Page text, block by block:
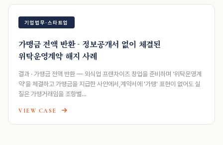
기업법무·스타트업
가맹금 전액 반환 - 정보공개서 없이 체결된
위탁운영계약 해지 사례
결과 · 가맹금 전액 반환 — 외식업 프랜차이즈 창업을 준비하며 '위탁운영계
약'을 체결하고 가맹금을 지급한 사안에서,계약서에 '가맹' 표현이 없어도 실
질은 가맹거래임을 조항별…
VIEW CASE